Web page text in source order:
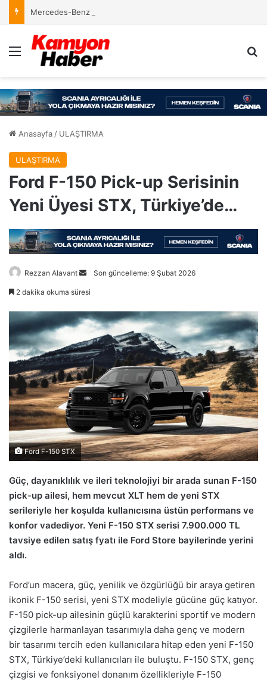
Mercedes-Benz Türk İcra Kurulu’nda Yeni Yapılanma
Menü
Anasayfa / ULAŞTIRMA
ULAŞTIRMA
Ford F-150 Pick-up Serisinin
Yeni Üyesi STX, Türkiye’de…
Rezzan Alavant
Bir
göndermek
Son güncelleme: 9 Şubat 2026
2 dakika okuma süresi
Ford F-150 STX
Güç, dayanıklılık ve ileri teknolojiyi bir arada sunan F-150
pick-up ailesi, hem mevcut XLT hem de yeni STX
serileriyle her koşulda kullanıcısına üstün performans ve
konfor vadediyor. Yeni F-150 STX serisi 7.900.000 TL
tavsiye edilen satış fyatı ile Ford Store bayilerinde yerini
aldı.
Ford’un macera, güç, yenilik ve özgürlüğü bir araya getiren
ikonik F-150 serisi, yeni STX modeliyle gücüne güç katıyor.
F-150 pick-up ailesinin güçlü karakterini sportif ve modern
çizgilerle harmanlayan tasarımıyla daha genç ve modern
bir tasarımı tercih eden kullanıcılara hitap eden yeni F-150
STX, Türkiye’deki kullanıcıları ile buluştu. F-150 STX, genç
çizgisi ve fonksiyonel donanım özellikleriyle F-150